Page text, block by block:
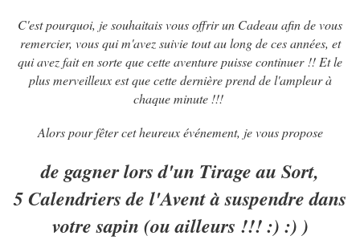
C'est pourquoi, je souhaitais vous offrir un Cadeau afin de vous
remercier, vous qui m'avez suivie tout au long de ces années, et
qui avez fait en sorte que cette aventure puisse continuer !! Et le
plus merveilleux est que cette dernière prend de l'ampleur à
chaque minute !!!
Alors pour fêter cet heureux événement, je vous propose
de gagner lors d'un Tirage au Sort,
5 Calendriers de l'Avent à suspendre dans
votre sapin (ou ailleurs !!! :) :) )